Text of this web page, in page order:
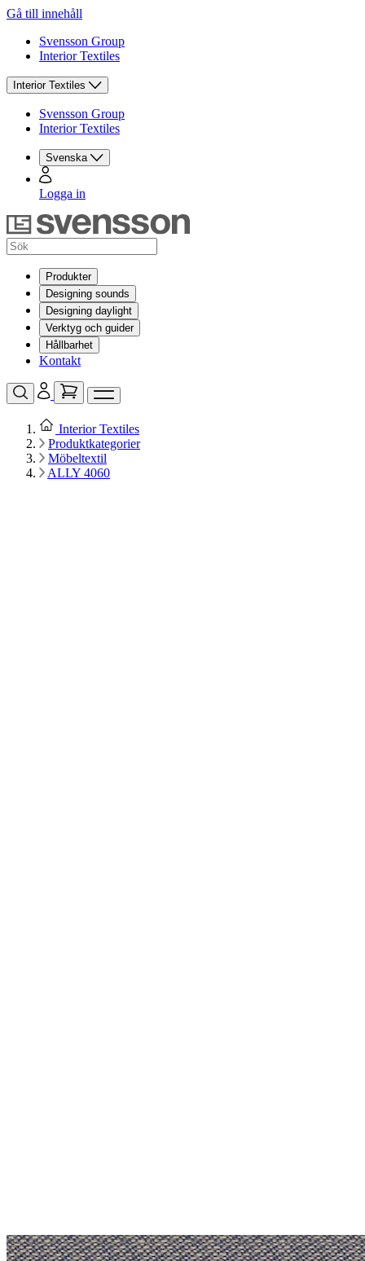
Gå till innehåll
Svensson Group
Interior Textiles
Interior Textiles
Svensson Group
Interior Textiles
Svenska
Logga in
Produkter
Designing sounds
Designing daylight
Verktyg och guider
Hållbarhet
Kontakt
Interior Textiles
Produktkategorier
Möbeltextil
ALLY 4060